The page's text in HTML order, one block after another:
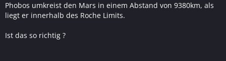
Phobos umkreist den Mars in einem Abstand von 9380km, als
liegt er innerhalb des Roche Limits.
Ist das so richtig ?